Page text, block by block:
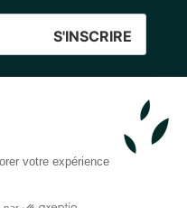
votre expérience
livrés |